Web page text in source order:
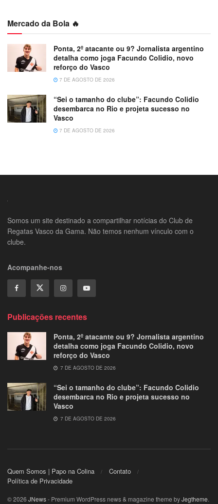
Mercado da Bola 🔥
Ponta, 2º atacante ou 9? Jornalista argentino
detalha como joga Facundo Colidio, novo
reforço do Vasco
7 DE AGOSTO DE 2026
“Sei o tamanho do clube”: Facundo Colidio
desembarca no Rio e projeta sucesso no
Vasco
7 DE AGOSTO DE 2026
Somos um site destinado a compartilhar notícias do Club de
Regatas Vasco da Gama. Não temos nenhum vínculo com o
clube.
Acompanhe-nos
Publicações recentes
Ponta, 2º atacante ou 9? Jornalista argentino
detalha como joga Facundo Colidio, novo
reforço do Vasco
7 DE AGOSTO DE 2026
“Sei o tamanho do clube”: Facundo Colidio
desembarca no Rio e projeta sucesso no
Vasco
7 DE AGOSTO DE 2026
Quem Somos | Papo na Colina
Contato
Política de Privacidade
© 2026 JNews- Premium WordPress news & magazine theme byJegtheme.